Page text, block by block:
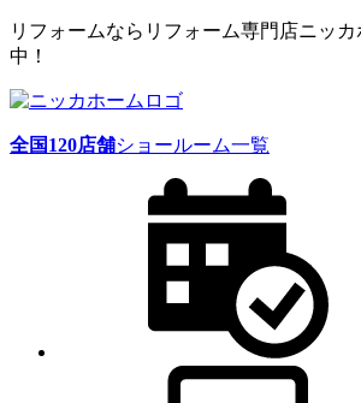
リフォームならリフォーム専門店ニッ
中！
全国120店舗ショールーム一覧